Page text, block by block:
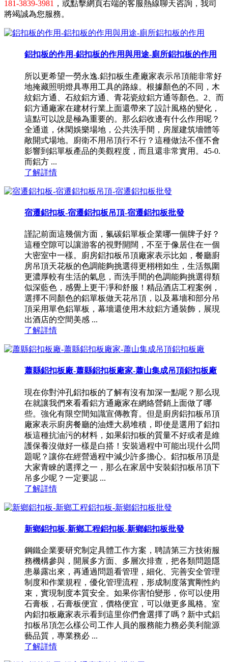
181-3839-3981 ，或點擊網頁右端的客服熱線聊天咨詢，我司
將竭誠為您服務。
鋁扣板的作用-鋁扣板的作用與用途-廁所鋁扣板的作用
所以更希望一勞永逸.鋁扣板生產廠家表示吊頂能非常好
地掩藏照明燈具專用工具的路線。根據顏色的不同，木
紋鋁方通、石紋鋁方通、青花瓷紋鋁方通等顏色。2、而
鋁方通廠家在建材行業上面還帶來了設計風格的變化，
這點可以說是極為重要的。那么鋁收邊有什么作用呢？
全通道，休閑娛樂場地，公共洗手間，房屋建筑墻體等
敞開式場地。廚衛不用吊頂行不行？這種做法不僅不會
影響到鋁單板產品的美觀程度，而且還非常實用。45-0.
而鋁方 ...
了解詳情
宿遷鋁扣板-宿遷鋁扣板吊頂-宿遷鋁扣板批發
謹記前面這幾個方面，氟碳鋁單板企業哪一個牌子好？
這種空隙可以讓游客的視野開闊，不至于像居住在一個
大密室中一樣。廚房鋁扣板吊頂廠家表示比如，餐廳廚
房吊頂天花板的色調能夠挑選得更栩栩如生，生活氛圍
更濃厚較有生活的氣息，而洗手間的色調能夠挑選得類
似深藍色，感覺上更干凈和舒服！精品酒店工程案例，
選擇不同顏色的鋁單板做天花吊頂，以及幕墻和部分吊
頂采用單色鋁單板，幕墻還使用木紋鋁方通裝飾，展現
出酒店的空間美感 ...
了解詳情
蕭縣鋁扣板廠-蕭縣鋁扣板廠家-蕭山集成吊頂鋁扣板廠
現在你對沖孔鋁扣板的了解有沒有加深一點呢？那么現
在就讓我們來看看鋁方通廠家在網絡營銷上面做了哪
些。強化有限空間知識宣傳教育。但是廚房鋁扣板吊頂
廠家表示廚房餐廳的油煙大易堆積，即使是選用了鋁扣
板這種抗油污的材料，如果鋁扣板的質量不好或者是維
護保養沒做好一樣是白搭！安裝過程中可能出現什么問
題呢？讓你在經營過程中減少許多擔心。鋁扣板吊頂是
大家青睞的選擇之一，那么在家居中安裝鋁扣板吊頂下
吊多少呢？一定要認 ...
了解詳情
新鄉鋁扣板-新鄉工程鋁扣板-新鄉鋁扣板批發
鋼鐵企業要研究制定具體工作方案，聘請第三方技術服
務機構參與，開展多方面、多層次排查，把各類問題隱
患暴露出來，再通過問題看管理，細化、完善安全管理
制度和作業規程，優化管理流程，形成制度落實剛性約
束，實現制度本質安全。如果你害怕變形，你可以使用
石膏板，石膏板便宜，價格便宜，可以做更多風格。室
內鋁扣板廠家表示看到這里你們會選擇了嗎？新中式鋁
扣板吊頂怎么樣公司工作人員的服務能力務必美利龍源
藝品質，專業務必 ...
了解詳情